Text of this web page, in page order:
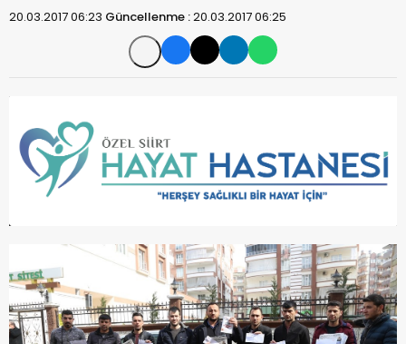
20.03.2017 06:23 Güncellenme :20.03.2017 06:25